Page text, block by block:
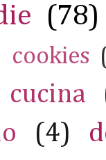
(78)
cookies
cucina
(4)